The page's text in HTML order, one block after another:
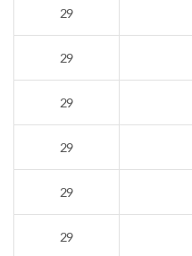
29
29
29
29
29
29